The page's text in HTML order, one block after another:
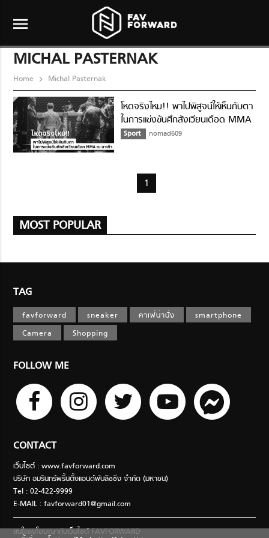
menu
MICHAL PASTERNAK
Home Michal Pasternak
โหดจริงไหม!! พาไปพิสูจน์ให้เห็นกับตา
ในการแข่งขันศึกสังเวียนเดือด MMA
ณ มาเก๊า
Sport nomad609
1
MOST POPULAR
TAG
favforward sneaker คาเฟ่น่านั่ง
smartphone
Camera
Shopping
FOLLOW ME
CONTACT
เว็บไซต์ : www.favforward.com
บริษัท อมรินทร์พริ้นติ้งแอนด์พับลิชชิ่ง จำกัด (มหาชน)
Tel : 02-422-9999
E-MAIL :favforward01@gmail.com
สนใจลงโฆษณากับเว็บไซต์ FAVFORWARD